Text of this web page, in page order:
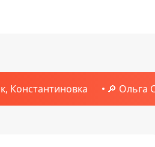
Константиновка 🔎 Ольга